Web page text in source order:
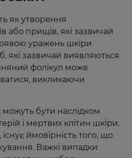
як утворення
або прищів, які зазвичай
уражень шкіри
які зазвичай виявляються
фолікул може
викликаючи
бути наслідком
і мертвих клітин шкіри.
ймовірність того, що
Важкі випадки